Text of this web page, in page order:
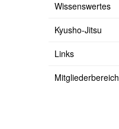
Wissenswertes
Kyusho-Jitsu
Links
Mitgliederbereich